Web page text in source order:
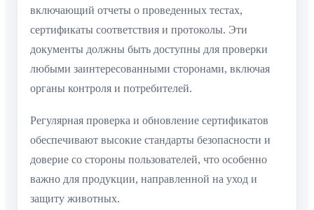
включающий отчеты о проведенных тестах,
сертификаты соответствия и протоколы. Эти
документы должны быть доступны для проверки
любыми заинтересованными сторонами, включая
органы контроля и потребителей.
Регулярная проверка и обновление сертификатов
обеспечивают высокие стандарты безопасности и
доверие со стороны пользователей, что особенно
важно для продукции, направленной на уход и
защиту животных.